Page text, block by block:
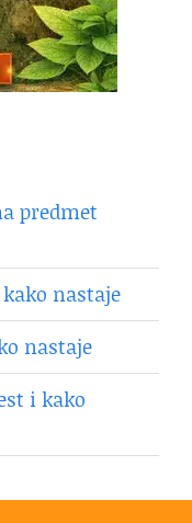
predmet
nastaje
nastaje
i kako